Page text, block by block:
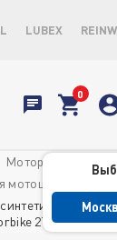
LUBEX
Моторные масла
мотоциклов
2T Street L-